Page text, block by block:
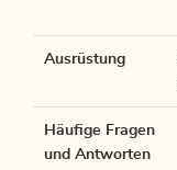
Ausrüstung
Häufige Fragen
und Antworten